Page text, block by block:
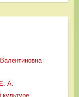
А.
культуре